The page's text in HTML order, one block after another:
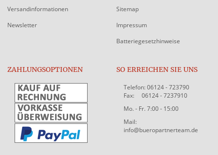
Versandinformationen
Newsletter
Sitemap
Impressum
Batteriegesetzhinweise
ZAHLUNGSOPTIONEN SO ERREICHEN SIE UNS
Telefon: 06124 - 723790
Fax: 06124 - 7237910
Mo. - Fr. 7:00 - 15:00
Mail:
info@bueropartnerteam.de